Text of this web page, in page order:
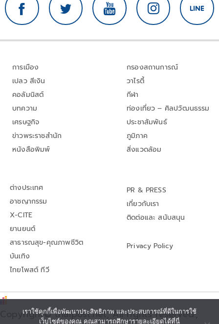
การเมือง
เปลว สีเงิน
คอลัมนิสต์
บทความ
เศรษฐกิจ
ข่าวพระราชสำนัก
หนังสือพิมพ์
กรองสถานการณ์
วาไรตี้
กีฬา
ท่องเที่ยว – ศิลปวัฒนธรรม
ประชาสัมพันธ์
ภูมิภาค
สิ่งแวดล้อม
ต่างประเทศ
อาชญากรรม
X-CITE
ยานยนต์
สาธารณสุข-คุณภาพชีวิต
บันเทิง
ไทยโพสต์ ทีวี
PR & PRESS
เกี่ยวกับเรา
ติดต่อและ สนับสนุน
Privacy Policy
Copyright© thaipost.net, All rights reserved.,
เราใช้คุกกี้เพื่อพัฒนาประสิทธิภาพ และประสบการณ์ที่ดีในการใช้
เว็บไซต์ของคุณ คุณสามารถศึกษารายละเอียดได้ที่นี่